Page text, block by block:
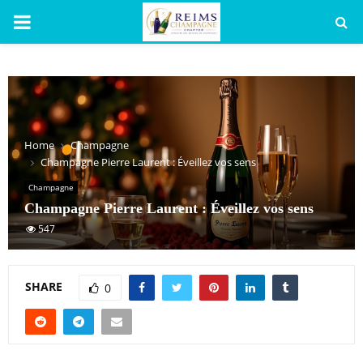
PRIMARY
Home
Champagne
Champagne Pierre Laurent : Éveillez vos sens
Champagne
Champagne Pierre Laurent : Éveillez vos sens
547
SHARE 0